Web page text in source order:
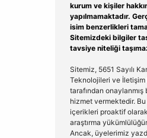
kurum ve kişiler
yapılmamaktadır.
isim benzerlikleri
Sitemizdeki bilgiler
tavsiye niteliği
Sitemiz, 5651 Sayılı
Teknolojileri ve İletişim
tarafından onaylanmış
hizmet vermektedir.
içerikleri proaktif
araştırma
Ancak, üyelerimiz